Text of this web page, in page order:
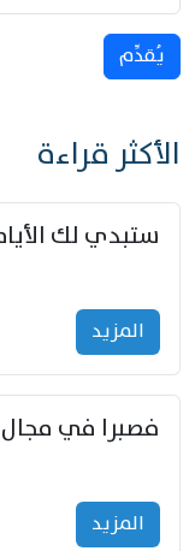
يُقدِّم
الأكثر قراءة
المزید
المزید